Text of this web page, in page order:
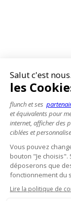
Salut c'est
les
flunch et ses
et équivalents pour
internet, afficher des
ciblées et
Vous pouvez
bouton "Je
déposerons que
fonctionnement du
Lire la politique de